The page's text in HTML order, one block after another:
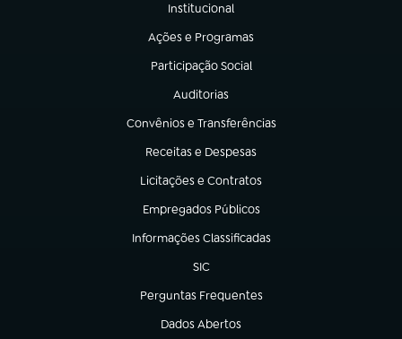
Institucional
(abre em nova aba)
Ações e Programas
(abre em nova aba)
Participação Social
(abre em nova aba)
Auditorias
(abre em nova aba)
Convênios e Transferências
(abre em nova aba)
Receitas e Despesas
(abre em nova aba)
Licitações e Contratos
(abre em nova aba)
Empregados Públicos
(abre em nova aba)
Informações Classificadas
(abre em nova aba)
SIC
(abre em nova aba)
Perguntas Frequentes
(abre em nova aba)
Dados Abertos
(abre em nova aba)